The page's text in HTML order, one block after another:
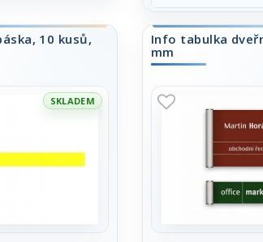
ks)
- rozměr : 2,5 x
- možnosti potisku :
plocha k
10 kusů,
SKLADEM
Info tabulka
mm